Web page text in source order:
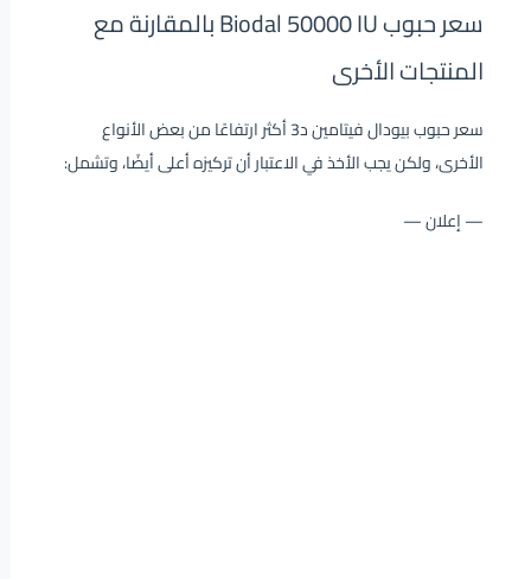
سعر حبوب Biodal 50000 IU بالمقارنة مع
المنتجات الأخرى
سعر حبوب بيودال فيتامين د3 أكثر ارتفاعًا من بعض الأنواع
الأخرى، ولكن يجب الأخذ في الاعتبار أن تركيزه أعلى أيضًا، وتشمل:
— إعلان —